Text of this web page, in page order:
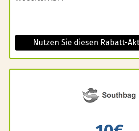
Nutzen Sie diesen Rabatt-